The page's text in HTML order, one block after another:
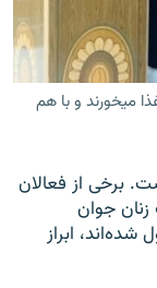
میخورند و با هم
برخی از فعالان
جوان
ابراز